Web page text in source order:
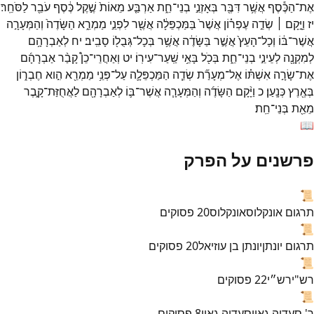
אֶת־הַכֶּ֕סֶף אֲשֶׁ֥רדִּבֶּ֖ר בְּאָזְנֵ֣י בְנֵי־חֵ֑תאַרְבַּ֤ע מֵאוֹת֙ שֶׁ֣קֶלכֶּ֔סֶף עֹבֵ֖רלַסֹּחֵֽר׃
יז וַיָּ֣קָם ׀ שְׂדֵ֣ה עֶפְר֗וֹן אֲשֶׁר֙ בַּמַּכְפֵּלָ֔ה אֲשֶׁ֖רלִפְנֵ֣י מַמְרֵ֑א הַשָּׂדֶה֙ וְהַמְּעָרָ֣ה
אֲשֶׁר־בּ֔וֹ וְכָל־הָעֵץ֙אֲשֶׁ֣ר בַּשָּׂדֶ֔ה אֲשֶׁ֥ר בְּכָל־גְּבֻל֖וֹ סָבִֽיב׃ יח לְאַבְרָהָ֥ם
לְמִקְנָ֖ה לְעֵינֵ֣י בְנֵי־חֵ֑ת בְּכֹ֖ל בָּאֵ֥י שַֽׁעַר־עִירֽוֹ׃ יט וְאַחֲרֵי־כֵן֩קָבַ֨ראַבְרָהָ֜ם
אֶת־שָׂרָ֣ה אִשְׁתּ֗וֹ אֶל־מְעָרַ֞ת שְׂדֵ֧ה הַמַּכְפֵּלָ֛ה עַל־פְּנֵ֥י מַמְרֵ֖א הִ֣וא חֶבְר֑וֹן
בְּאֶ֖רֶץכְּנָֽעַן׃ כ וַיָּ֨קָם הַשָּׂדֶ֜ה וְהַמְּעָרָ֧ה אֲשֶׁר־בּ֛וֹ לְאַבְרָהָ֖ם לַאֲחֻזַּת־קָ֑בֶר
מֵאֵ֖ת בְּנֵי־חֵֽת׃
📖
פרשנים על הפרק
📜
תרגום אונקלוסאונקלוס20 פסוקים
📜
תרגום יונתןיונתן בן עוזיאל20 פסוקים
📜
רש"ירש״י22 פסוקים
📜